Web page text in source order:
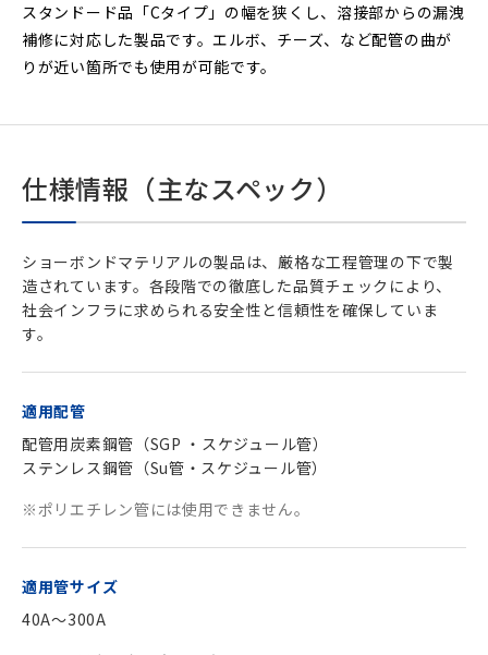
スタンドード品「Cタイプ」の幅を狭くし、溶接部からの漏洩
補修に対応した製品です。エルボ、チーズ、など配管の曲が
りが近い箇所でも使用が可能です。
仕様情報（主なスペック）
ショーボンドマテリアルの製品は、厳格な工程管理の下で製
造されています。各段階での徹底した品質チェックにより、
社会インフラに求められる安全性と信頼性を確保していま
す。
適用配管
配管用炭素鋼管（SGP ・スケジュール管）
ステンレス鋼管（Su管・スケジュール管）
※ポリエチレン管には使用できません。
適用管サイズ
40A～300A